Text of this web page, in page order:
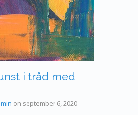
i tråd med
on september 6, 2020